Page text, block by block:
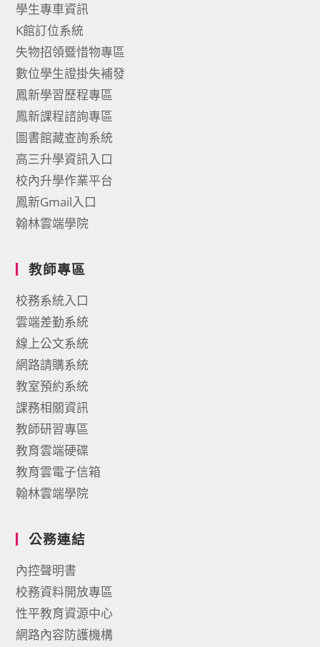
學生專車資訊
K館訂位系統
失物招領暨惜物專區
數位學生證掛失補發
鳳新學習歷程專區
鳳新課程諮詢專區
圖書館藏查詢系統
高三升學資訊入口
校內升學作業平台
鳳新Gmail入口
翰林雲端學院
教師專區
校務系統入口
雲端差勤系統
線上公文系統
網路請購系統
教室預約系統
課務相關資訊
教師研習專區
教育雲端硬碟
教育雲電子信箱
翰林雲端學院
公務連結
內控聲明書
校務資料開放專區
性平教育資源中心
網路內容防護機構